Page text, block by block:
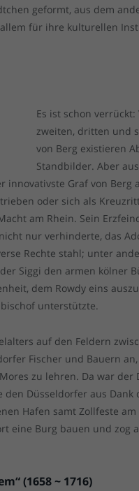
geformt, aus dem
für ihre kulturellen
Es ist schon verrückt:
zweiten, dritten und
von Berg existieren
Standbilder. Aber
innovativste Graf von Berg
oder sich als
am Rhein. Sein
nur verhinderte, das
Rechte stahl; unter
Siggi den armen kölner
dem Rowdy eins
unterstützte.
auf den Feldern
Fischer und Bauern
zu lehren. Da war der
Düsseldorfer aus Dank
Hafen samt Zollfeste
eine Burg bauen und zog
(1658 ~ 1716)